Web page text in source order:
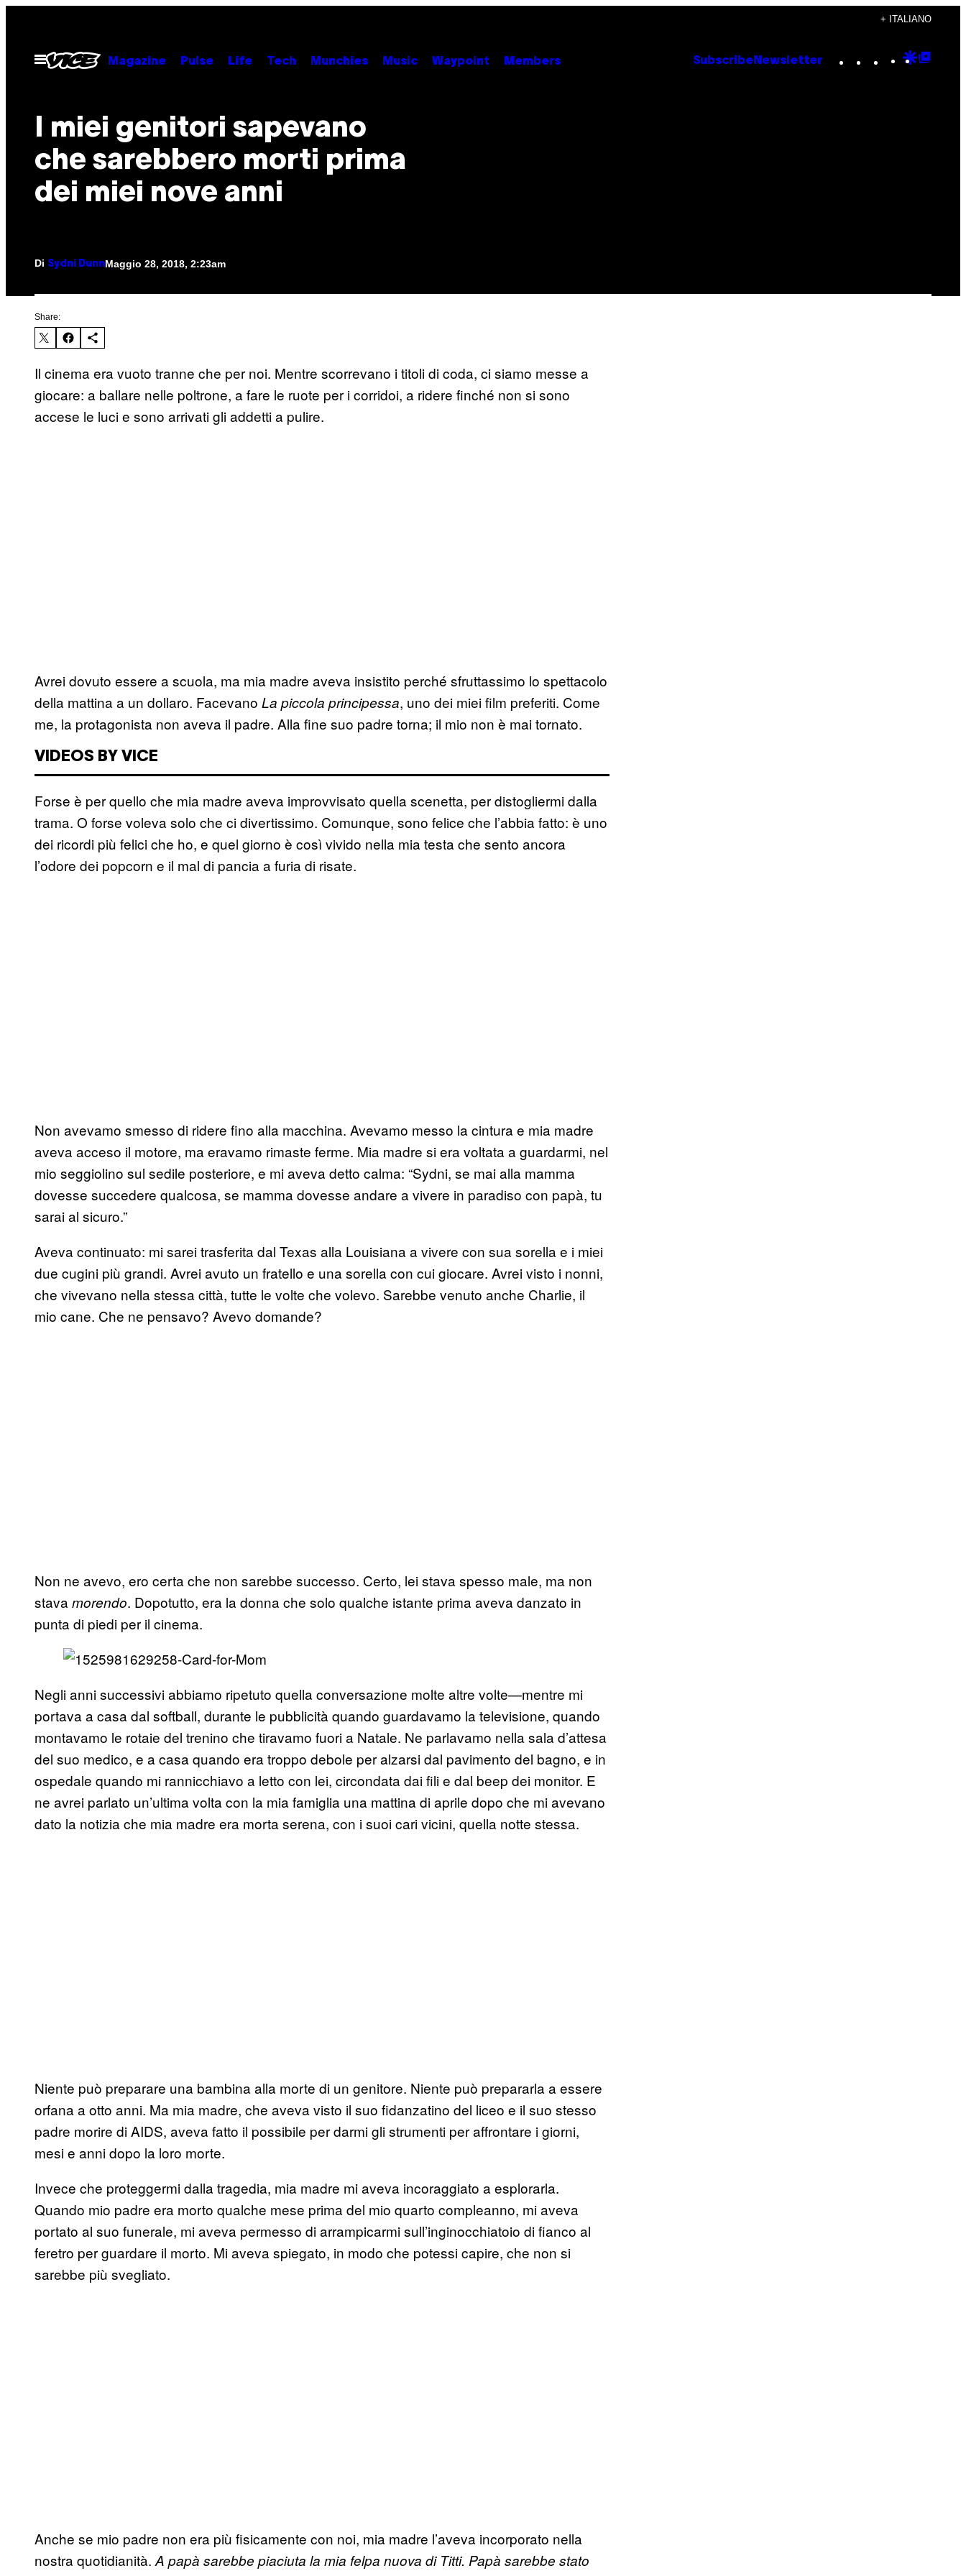
contenuto
+ ITALIANO
Apri
Magazine Pulse Life Tech Munchies Music Waypoint Members Subscribe Newsletter Instagram
TikTok
YouTube
Google
I miei genitori sapevano
che sarebbero morti prima
dei miei nove anni
Di Sydni DunnMaggio 28, 2018, 2:23am
Share:
Il cinema era vuoto tranne che per noi. Mentre scorrevano i titoli di coda, ci siamo messe a
giocare: a ballare nelle poltrone, a fare le ruote per i corridoi, a ridere finché non si sono
accese le luci e sono arrivati gli addetti a pulire.
Avrei dovuto essere a scuola, ma mia madre aveva insistito perché sfruttassimo lo spettacolo
della mattina a un dollaro. Facevano La piccola principessa, uno dei miei film preferiti. Come
me, la protagonista non aveva il padre. Alla fine suo padre torna; il mio non è mai tornato.
VIDEOS BY VICE
Forse è per quello che mia madre aveva improvvisato quella scenetta, per distogliermi dalla
trama. O forse voleva solo che ci divertissimo. Comunque, sono felice che l’abbia fatto: è uno
dei ricordi più felici che ho, e quel giorno è così vivido nella mia testa che sento ancora
l’odore dei popcorn e il mal di pancia a furia di risate.
Non avevamo smesso di ridere fino alla macchina. Avevamo messo la cintura e mia madre
aveva acceso il motore, ma eravamo rimaste ferme. Mia madre si era voltata a guardarmi, nel
mio seggiolino sul sedile posteriore, e mi aveva detto calma: “Sydni, se mai alla mamma
dovesse succedere qualcosa, se mamma dovesse andare a vivere in paradiso con papà, tu
sarai al sicuro.”
Aveva continuato: mi sarei trasferita dal Texas alla Louisiana a vivere con sua sorella e i miei
due cugini più grandi. Avrei avuto un fratello e una sorella con cui giocare. Avrei visto i nonni,
che vivevano nella stessa città, tutte le volte che volevo. Sarebbe venuto anche Charlie, il
mio cane. Che ne pensavo? Avevo domande?
Non ne avevo, ero certa che non sarebbe successo. Certo, lei stava spesso male, ma non
stava morendo. Dopotutto, era la donna che solo qualche istante prima aveva danzato in
punta di piedi per il cinema.
Negli anni successivi abbiamo ripetuto quella conversazione molte altre volte—mentre mi
portava a casa dal softball, durante le pubblicità quando guardavamo la televisione, quando
montavamo le rotaie del trenino che tiravamo fuori a Natale. Ne parlavamo nella sala d’attesa
del suo medico, e a casa quando era troppo debole per alzarsi dal pavimento del bagno, e in
ospedale quando mi rannicchiavo a letto con lei, circondata dai fili e dal beep dei monitor. E
ne avrei parlato un’ultima volta con la mia famiglia una mattina di aprile dopo che mi avevano
dato la notizia che mia madre era morta serena, con i suoi cari vicini, quella notte stessa.
Niente può preparare una bambina alla morte di un genitore. Niente può prepararla a essere
orfana a otto anni. Ma mia madre, che aveva visto il suo fidanzatino del liceo e il suo stesso
padre morire di AIDS, aveva fatto il possibile per darmi gli strumenti per affrontare i giorni,
mesi e anni dopo la loro morte.
Invece che proteggermi dalla tragedia, mia madre mi aveva incoraggiato a esplorarla.
Quando mio padre era morto qualche mese prima del mio quarto compleanno, mi aveva
portato al suo funerale, mi aveva permesso di arrampicarmi sull’inginocchiatoio di fianco al
feretro per guardare il morto. Mi aveva spiegato, in modo che potessi capire, che non si
sarebbe più svegliato.
Anche se mio padre non era più fisicamente con noi, mia madre l’aveva incorporato nella
nostra quotidianità. A papà sarebbe piaciuta la mia felpa nuova di Titti. Papà sarebbe stato